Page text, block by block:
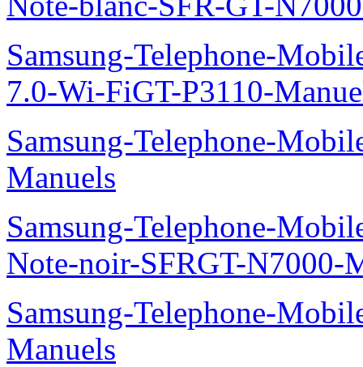
Samsung-Telephone-
7.0-Wi-FiGT-P3110-
Samsung-Telephone-
Manuels
Samsung-Telephone-
Note-noir-SFRGT-N7000-
Samsung-Telephone-
Manuels